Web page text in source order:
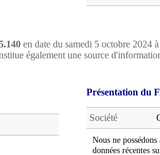
en date du samedi 5 octobre 2024
également une source
Présentation du
Société
Nous ne
données récentes